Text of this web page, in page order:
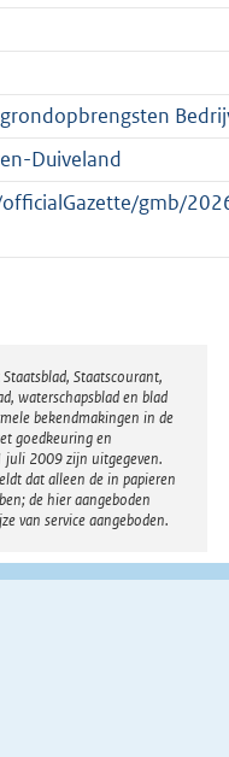
Duiveland
gmb/
Staatscourant,
waterschapsblad en blad
bekendmakingen in de
goedkeuring en
juli 2009 zijn uitgegeven.
dat alleen de in papieren
de hier aangeboden
van service aangeboden.